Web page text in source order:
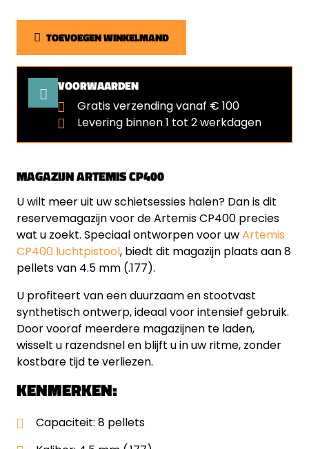
MAGAZIJN ARTEMIS CP400
U wilt meer uit uw schietsessies halen? Dan is dit
reserve­magazijn voor de Artemis CP400 precies
wat u zoekt. Speciaal ontworpen voor uwArtemis
CP400 luchtpistool, biedt dit magazijn plaats aan 8
pellets van 4.5 mm (.177).
U profiteert van een duurzaam en stootvast
synthetisch ontwerp, ideaal voor intensief gebruik.
Door vooraf meerdere magazijnen te laden,
wisselt u razendsnel en blijft u in uw ritme, zonder
kostbare tijd te verliezen.
KENMERKEN:
Capaciteit: 8 pellets
TOEVOEGEN WINKELMAND
VOORWAARDEN
Gratis verzending vanaf € 100
Levering binnen 1 tot 2 werkdagen